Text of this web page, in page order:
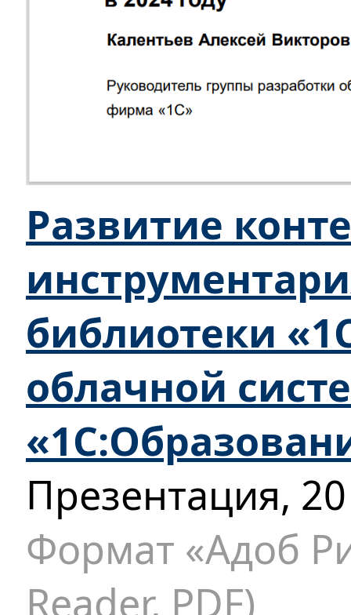
Развитие
библиотеки
облачной
Презентация,
Формат «Адоб
Reader, PDF)